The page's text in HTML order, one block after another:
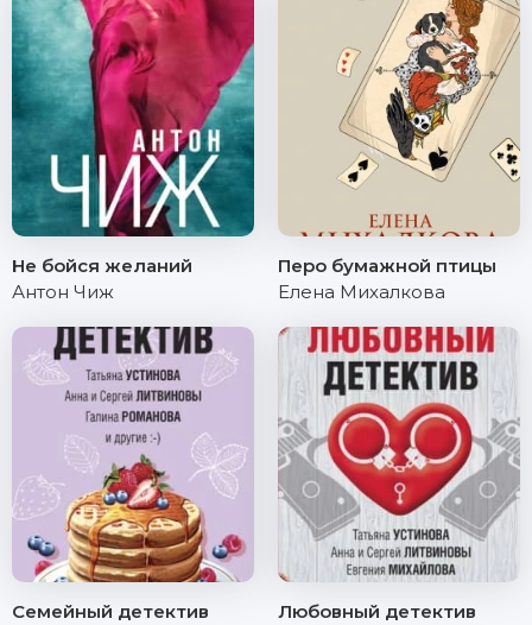
Не бойся желаний
Антон Чиж
Перо бумажной птицы
Елена Михалкова
Семейный детектив
Любовный детектив